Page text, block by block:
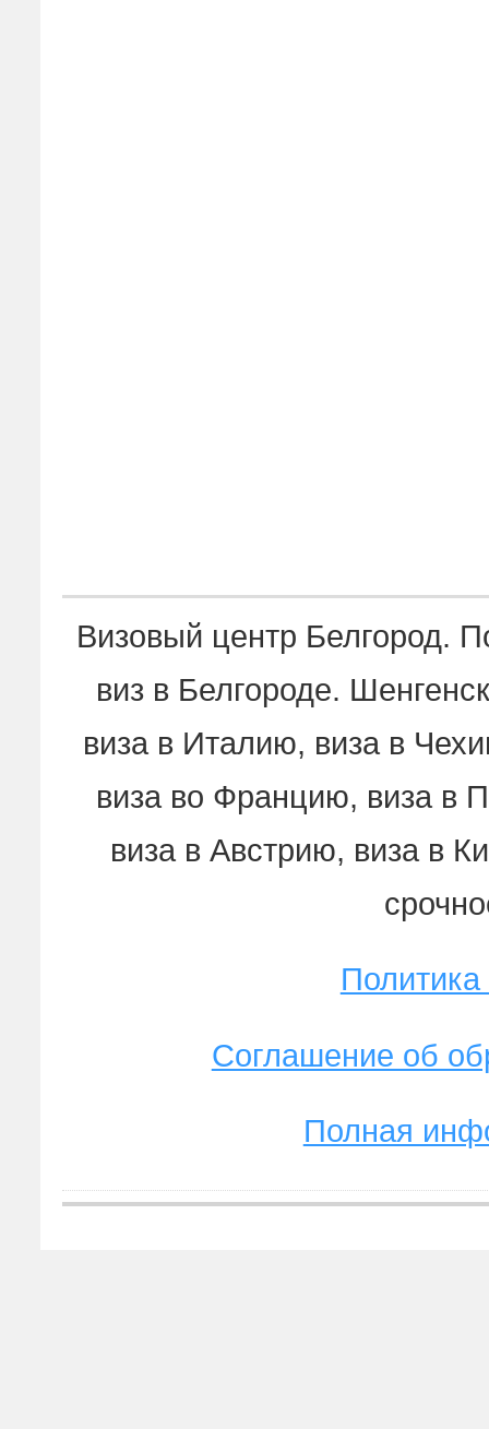
Визовый центр Белгород.
виз в Белгороде.
виза в Италию, виза в
виза во Францию, виза в
виза в Австрию, виза в
Соглашение об
Полная